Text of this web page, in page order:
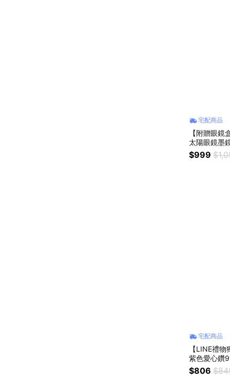
宅配商品
【附贈眼
太陽眼鏡墨
$999
宅配商品
【LINE禮
紫色愛心鑽
(贈飾品盒)
$806